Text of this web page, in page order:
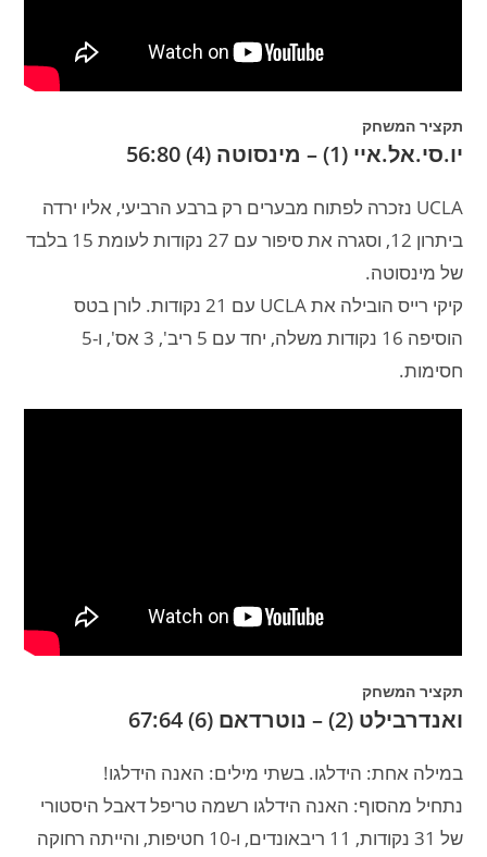
תקציר המשחק
יו.סי.אל.איי (1) – מינסוטה (4) 56:80
UCLA נזכרה לפתוח מבערים רק ברבע הרביעי, אליו ירדה
ביתרון 12, וסגרה את סיפור עם 27 נקודות לעומת 15 בלבד
של מינסוטה.
קיקי רייס הובילה את UCLA עם 21 נקודות. לורן בטס
הוסיפה 16 נקודות משלה, יחד עם 5 ריב', 3 אס', ו-5
חסימות.
תקציר המשחק
ואנדרבילט (2) – נוטרדאם (6) 67:64
במילה אחת: הידלגו. בשתי מילים: האנה הידלגו!
נתחיל מהסוף: האנה הידלגו רשמה טריפל דאבל היסטורי
של 31 נקודות, 11 ריבאונדים, ו-10 חטיפות, והייתה רחוקה